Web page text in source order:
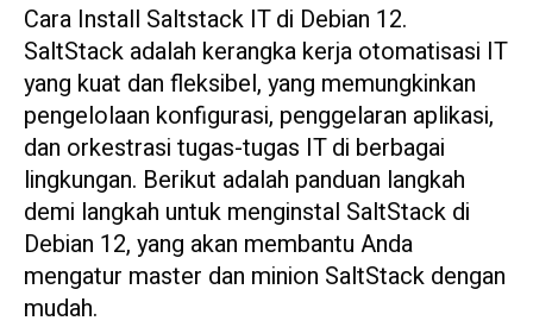
Cara Install Saltstack IT di Debian 12.
SaltStack adalah kerangka kerja otomatisasi IT
yang kuat dan fleksibel, yang memungkinkan
pengelolaan konfigurasi, penggelaran aplikasi,
dan orkestrasi tugas-tugas IT di berbagai
lingkungan. Berikut adalah panduan langkah
demi langkah untuk menginstal SaltStack di
Debian 12, yang akan membantu Anda
mengatur master dan minion SaltStack dengan
mudah.